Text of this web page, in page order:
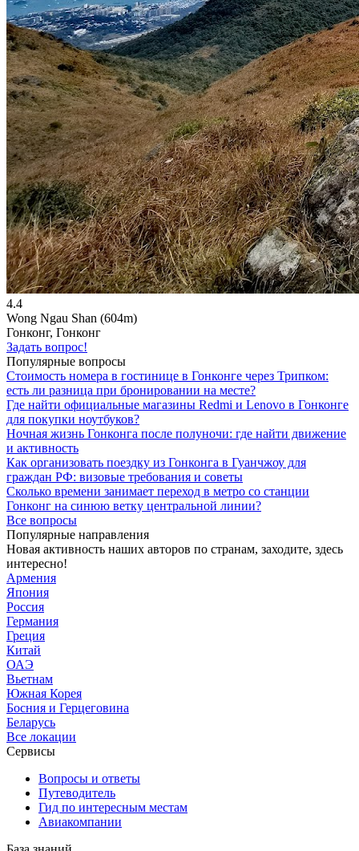
4.4
Wong Ngau Shan (604m)
Гонконг, Гонконг
Задать вопрос!
Популярные вопросы
Стоимость номера в гостинице в Гонконге через Трипком:
есть ли разница при бронировании на месте?
Где найти официальные магазины Redmi и Lenovo в Гонконге
для покупки ноутбуков?
Ночная жизнь Гонконга после полуночи: где найти движение
и активность
Как организовать поездку из Гонконга в Гуанчжоу для
граждан РФ: визовые требования и советы
Сколько времени занимает переход в метро со станции
Гонконг на синюю ветку центральной линии?
Все вопросы
Популярные направления
Новая активность наших авторов по странам, заходите, здесь
интересно!
Армения
Япония
Россия
Германия
Греция
Китай
ОАЭ
Вьетнам
Южная Корея
Босния и Герцеговина
Беларусь
Все локации
Сервисы
Вопросы и ответы
Путеводитель
Гид по интересным местам
Авиакомпании